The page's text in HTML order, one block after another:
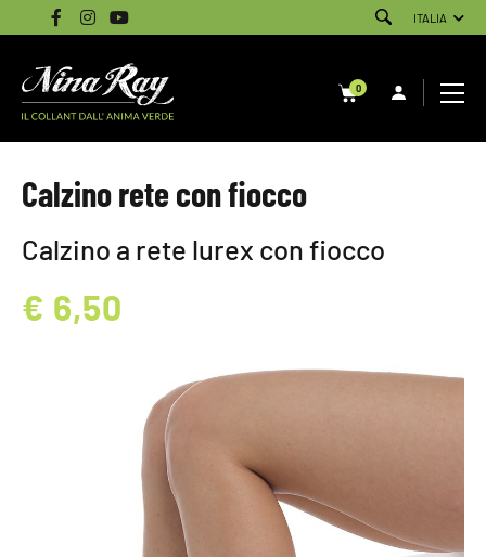
ITALIA
0
Calzino rete con fiocco
Calzino a rete lurex con fiocco
€ 6,50